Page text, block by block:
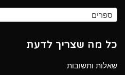
ספרים
כל מה שצריך לדעת
שאלות ותשובות